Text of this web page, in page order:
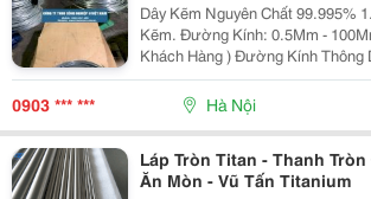
Dây Kẽm Nguyên Chất 99.995% 1. Đặc Điểm Của Dây
Kẽm. Đường Kính: 0.5Mm - 100Mm (Theo Yêu Cầu
Khách Hàng ) Đường Kính Thông Dụng: 1.2Mm, 1.4Mm,
2.0Mm, 2.5Mm, 3.0Mm Đóng Gói: 10-20Kg/Lô Nhựa,
0903 *** *** Hà Nội
Láp Tròn Titan - Thanh
Ăn Mòn - Vũ Tấn Titanium